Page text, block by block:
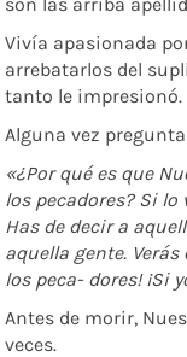
Vivía apasionada
arrebatarlos del
tanto le impresionó.
Alguna vez
«¿Por qué es que
los pecadores? Si lo
Has de decir a
aquella gente. Verás
los peca- dores! ¡Si
Antes de morir,
veces.